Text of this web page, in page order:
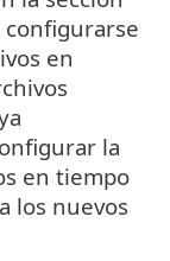
configurarse
en
la
en tiempo
los nuevos